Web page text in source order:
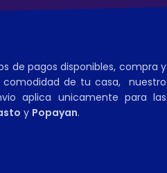
de pagos disponibles, compra y
comodidad de tu casa, nuestro
aplica unicamente para las
y Popayan.